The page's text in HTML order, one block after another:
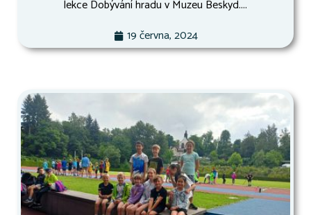
lekce Dobývání hradu v Muzeu Beskyd....
19 června, 2024